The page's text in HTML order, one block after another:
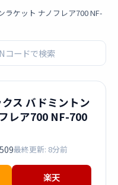
ラケット ナノフレア700 NF-
ス バドミントン
レア700 NF-700
最終更新: 8分前
楽天